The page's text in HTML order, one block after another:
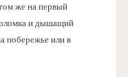
же на первый
и дышащий
побережье или в